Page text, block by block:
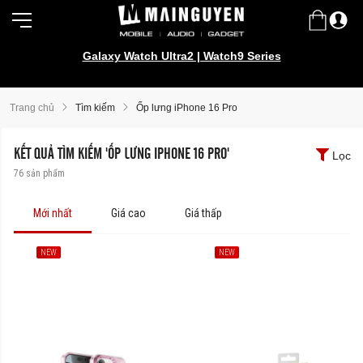
Galaxy Watch Ultra2 | Watch9 Series
Trang chủ Tìm kiếm Ốp lưng iPhone 16 Pro
KẾT QUẢ TÌM KIẾM 'ỐP LƯNG IPHONE 16 PRO'
76 sản phẩm
Lọc
Mới nhất Giá cao Giá thấp
NEW NEW